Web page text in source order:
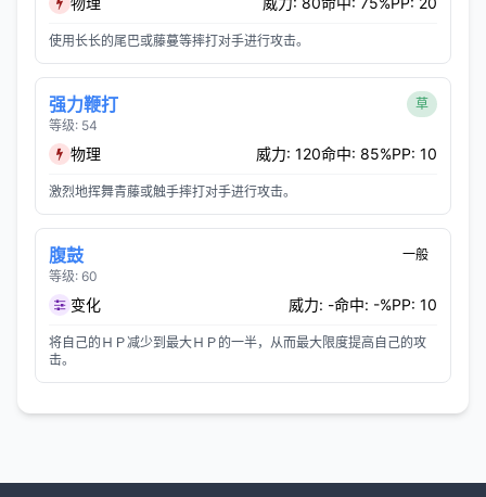
使用长长的尾巴或藤蔓等摔打对手进行攻击。
强力鞭打
等级: 54
草
物理 威力: 120命中: 85%PP: 10
激烈地挥舞青藤或触手摔打对手进行攻击。
腹鼓
等级: 60
一般
变化 威力: -命中: -%PP: 10
将自己的ＨＰ减少到最大ＨＰ的一半，从而最大限度提高自己的攻
击。